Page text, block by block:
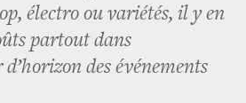
électro ou variétés, il y en
partout dans
des événements